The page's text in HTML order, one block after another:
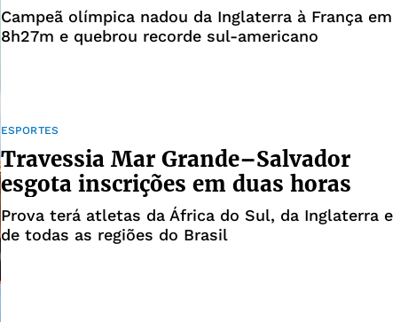
Campeã olímpica nadou da Inglaterra à França em
8h27m e quebrou recorde sul-americano
ESPORTES
Travessia Mar Grande–Salvador
esgota inscrições em duas horas
Prova terá atletas da África do Sul, da Inglaterra e
de todas as regiões do Brasil